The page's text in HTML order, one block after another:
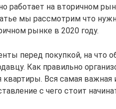
работает на вторичном
мы рассмотрим что
рынке в 2020 году.
перед покупкой, на что
Как правильно
квартиры. Вся самая
с чего стоит